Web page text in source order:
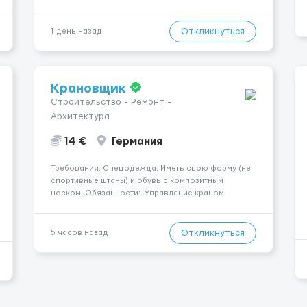
конфіденційність і професійну підтримку.
Працюємо офіційно, поважаємо особ...
1 день назад Откликнуться
Крановщик
Строительство - Ремонт -
Архитектура
14 € Германия
Требования: Спецодежда: Иметь свою форму (не
спортивные штаны) и обувь с композитным
носком. Обязанности: -Управление краном
инструкций по безопасности. -Опыт управления
различными типами кранов (моб...
5 часов назад Откликнуться